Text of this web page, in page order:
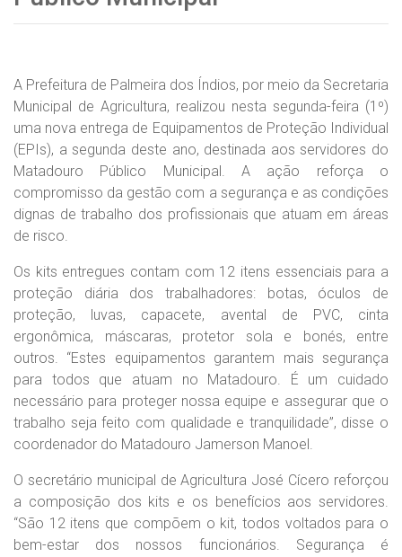
A Prefeitura de Palmeira dos Índios, por meio da Secretaria
Municipal de Agricultura, realizou nesta segunda-feira (1º)
uma nova entrega de Equipamentos de Proteção Individual
(EPIs), a segunda deste ano, destinada aos servidores do
Matadouro Público Municipal. A ação reforça o
compromisso da gestão com a segurança e as condições
dignas de trabalho dos profissionais que atuam em áreas
de risco.
Os kits entregues contam com 12 itens essenciais para a
proteção diária dos trabalhadores: botas, óculos de
proteção, luvas, capacete, avental de PVC, cinta
ergonômica, máscaras, protetor sola e bonés, entre
outros. “Estes equipamentos garantem mais segurança
para todos que atuam no Matadouro. É um cuidado
necessário para proteger nossa equipe e assegurar que o
trabalho seja feito com qualidade e tranquilidade”, disse o
coordenador do Matadouro Jamerson Manoel.
O secretário municipal de Agricultura José Cícero reforçou
a composição dos kits e os benefícios aos servidores.
“São 12 itens que compõem o kit, todos voltados para o
bem-estar dos nossos funcionários. Segurança é